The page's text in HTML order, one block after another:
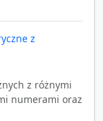
z
z różnymi
numerami oraz